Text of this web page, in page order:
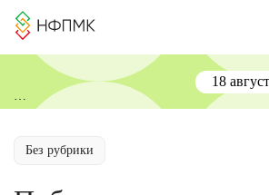
«День коучинга и менторинга»
18
Без рубрики